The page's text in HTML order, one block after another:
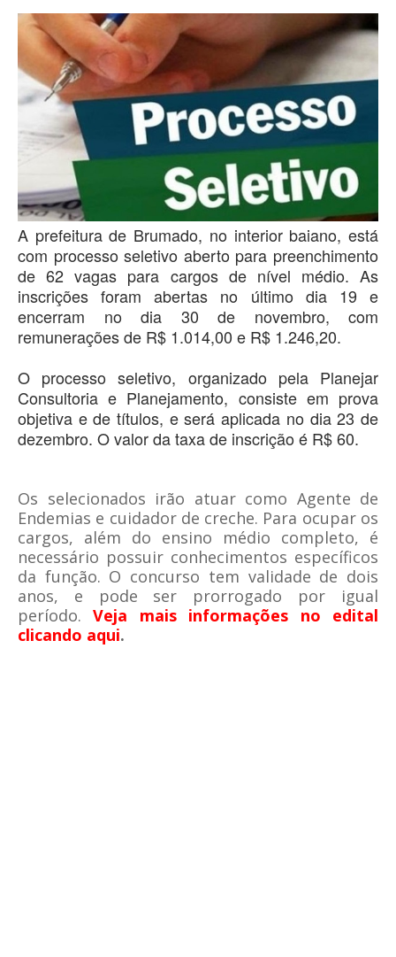
A prefeitura de Brumado, no interior baiano, está
com processo seletivo aberto para preenchimento
de 62 vagas para cargos de nível médio. As
inscrições foram abertas no último dia 19 e
encerram no dia 30 de novembro, com
remunerações de R$ 1.014,00 e R$ 1.246,20.
O processo seletivo, organizado pela Planejar
Consultoria e Planejamento, consiste em prova
objetiva e de títulos, e será aplicada no dia 23 de
dezembro. O valor da taxa de inscrição é R$ 60.
Os selecionados irão atuar como Agente de
Endemias e cuidador de creche. Para ocupar os
cargos, além do ensino médio completo, é
necessário possuir conhecimentos específicos
da função. O concurso tem validade de dois
anos, e pode ser prorrogado por igual
período.Veja mais informações no edital
clicando aqui.